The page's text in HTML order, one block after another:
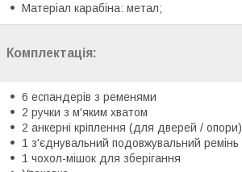
Матеріал карабіна: метал;
Комплектація:
6 еспандерів з ременями
2 ручки з м'яким хватом
2 анкерні кріплення (для дверей / опори)
1 з'єднувальний подовжувальний ремінь
1 чохол-мішок для зберігання